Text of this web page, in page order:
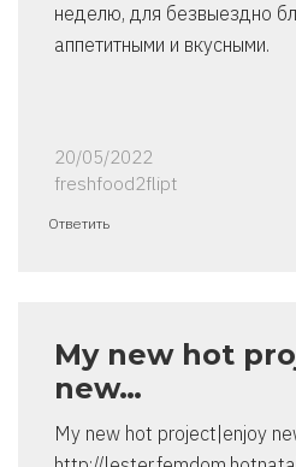
неделю, для безвыездно
аппетитными и вкусными.
20/05/2022
freshfood2flipt
Ответить
My new hot
new…
My new hot project|enjoy